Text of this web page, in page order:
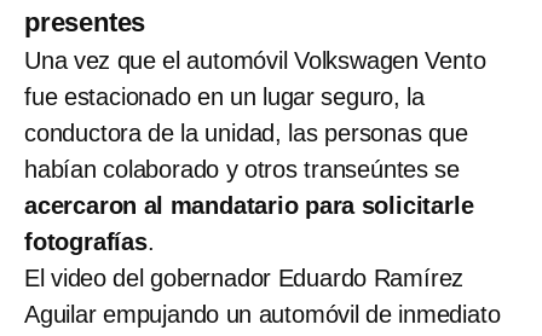
presentes
Una vez que el automóvil Volkswagen Vento
fue estacionado en un lugar seguro, la
conductora de la unidad, las personas que
habían colaborado y otros transeúntes se
acercaron al mandatario para solicitarle
fotografías.
El video del gobernador Eduardo Ramírez
Aguilar empujando un automóvil de inmediato